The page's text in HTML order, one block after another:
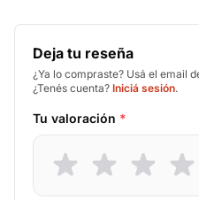
Deja tu reseña
¿Ya lo compraste? Usá el email
¿Tenés cuenta? Iniciá sesión.
Tu valoración *